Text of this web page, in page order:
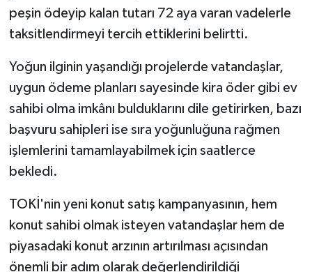
peşin ödeyip kalan tutarı 72 aya varan vadelerle
taksitlendirmeyi tercih ettiklerini belirtti.
Yoğun ilginin yaşandığı projelerde vatandaşlar,
uygun ödeme planları sayesinde kira öder gibi ev
sahibi olma imkânı bulduklarını dile getirirken, bazı
başvuru sahipleri ise sıra yoğunluğuna rağmen
işlemlerini tamamlayabilmek için saatlerce
bekledi.
TOKİ'nin yeni konut satış kampanyasının, hem
konut sahibi olmak isteyen vatandaşlar hem de
piyasadaki konut arzının artırılması açısından
önemli bir adım olarak değerlendirildiği